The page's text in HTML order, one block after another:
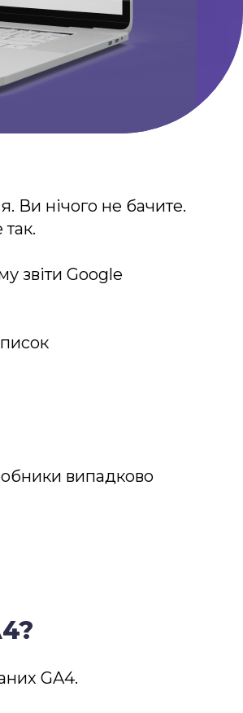
Ви нічого не бачите.
звіти Google
випадково
GA4.